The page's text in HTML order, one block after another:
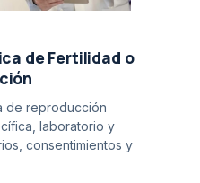
de Fertilidad o
de reproducción
laboratorio y
consentimientos y